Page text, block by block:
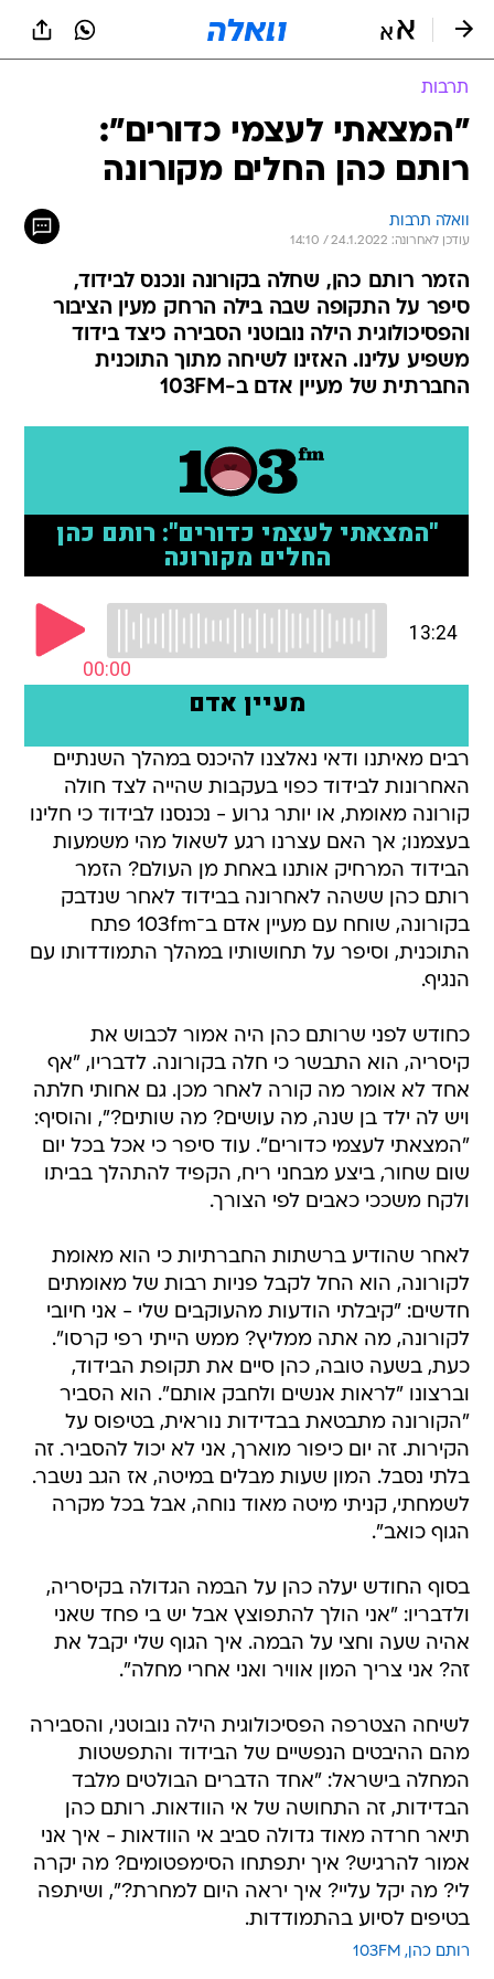
תרבות
"המצאתי לעצמי כדורים":
רותם כהן החלים מקורונה
וואלה תרבות
עודכן לאחרונה: 24.1.2022 / 14:10
הזמר רותם כהן, שחלה בקורונה ונכנס לבידוד,
סיפר על התקופה שבה בילה הרחק מעין הציבור
והפסיכולוגית הילה נובוטני הסבירה כיצד בידוד
משפיע עלינו. האזינו לשיחה מתוך התוכנית
החברתית של מעיין אדם ב-103FM
רבים מאיתנו ודאי נאלצנו להיכנס במהלך השנתיים
האחרונות לבידוד כפוי בעקבות שהייה לצד חולה
קורונה מאומת, או יותר גרוע - נכנסנו לבידוד כי חלינו
בעצמנו; אך האם עצרנו רגע לשאול מהי משמעות
הבידוד המרחיק אותנו באחת מן העולם? הזמר
רותם כהן ששהה לאחרונה בבידוד לאחר שנדבק
בקורונה, שוחח עם מעיין אדם ב־103fm פתח
התוכנית, וסיפר על תחושותיו במהלך התמודדותו עם
הנגיף.
כחודש לפני שרותם כהן היה אמור לכבוש את
קיסריה, הוא התבשר כי חלה בקורונה. לדבריו, "אף
אחד לא אומר מה קורה לאחר מכן. גם אחותי חלתה
ויש לה ילד בן שנה, מה עושים? מה שותים?", והוסיף:
"המצאתי לעצמי כדורים". עוד סיפר כי אכל בכל יום
שום שחור, ביצע מבחני ריח, הקפיד להתהלך בביתו
ולקח משככי כאבים לפי הצורך.
לאחר שהודיע ברשתות החברתיות כי הוא מאומת
לקורונה, הוא החל לקבל פניות רבות של מאומתים
חדשים: "קיבלתי הודעות מהעוקבים שלי - אני חיובי
לקורונה, מה אתה ממליץ? ממש הייתי רפי קרסו".
כעת, בשעה טובה, כהן סיים את תקופת הבידוד,
וברצונו "לראות אנשים ולחבק אותם". הוא הסביר
"הקורונה מתבטאת בבדידות נוראית, בטיפוס על
הקירות. זה יום כיפור מוארך, אני לא יכול להסביר. זה
בלתי נסבל. המון שעות מבלים במיטה, אז הגב נשבר.
לשמחתי, קניתי מיטה מאוד נוחה, אבל בכל מקרה
הגוף כואב".
בסוף החודש יעלה כהן על הבמה הגדולה בקיסריה,
ולדבריו: "אני הולך להתפוצץ אבל יש בי פחד שאני
אהיה שעה וחצי על הבמה. איך הגוף שלי יקבל את
זה? אני צריך המון אוויר ואני אחרי מחלה".
לשיחה הצטרפה הפסיכולוגית הילה נובוטני, והסבירה
מהם ההיבטים הנפשיים של הבידוד והתפשטות
המחלה בישראל: "אחד הדברים הבולטים מלבד
הבדידות, זה התחושה של אי הוודאות. רותם כהן
תיאר חרדה מאוד גדולה סביב אי הוודאות - איך אני
אמור להרגיש? איך יתפתחו הסימפטומים? מה יקרה
לי? מה יקל עליי? איך יראה היום למחרת?", ושיתפה
בטיפים לסיוע בהתמודדות.
רותם כהן 103FM